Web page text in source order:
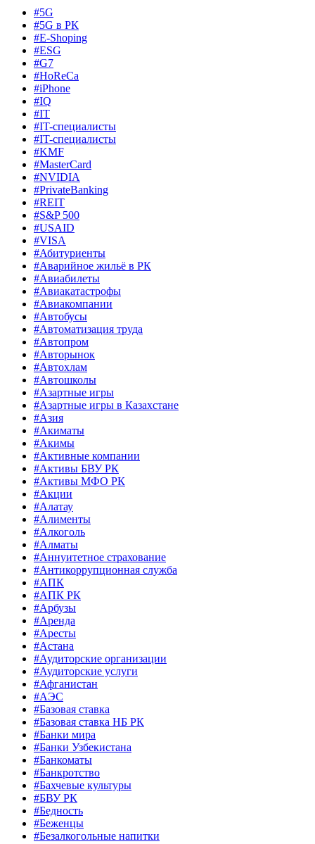
#5G
#5G в РК
#E-Shoping
#ESG
#G7
#HoReCa
#iPhone
#IQ
#IT
#IT-специалисты
#IT-специалисты
#KMF
#MasterCard
#NVIDIA
#PrivateBanking
#REIT
#S&P 500
#USAID
#VISA
#Абитуриенты
#Аварийное жильё в РК
#Авиабилеты
#Авиакатастрофы
#Авиакомпании
#Автобусы
#Автоматизация труда
#Автопром
#Авторынок
#Автохлам
#Автошколы
#Азартные игры
#Азартные игры в Казахстане
#Азия
#Акиматы
#Акимы
#Активные компании
#Активы БВУ РК
#Активы МФО РК
#Акции
#Алатау
#Алименты
#Алкоголь
#Алматы
#Аннуитетное страхование
#Антикоррупционная служба
#АПК
#АПК РК
#Арбузы
#Аренда
#Аресты
#Астана
#Аудиторские организации
#Аудиторские услуги
#Афганистан
#АЭС
#Базовая ставка
#Базовая ставка НБ РК
#Банки мира
#Банки Узбекистана
#Банкоматы
#Банкротство
#Бахчевые культуры
#БВУ РК
#Бедность
#Беженцы
#Безалкогольные напитки